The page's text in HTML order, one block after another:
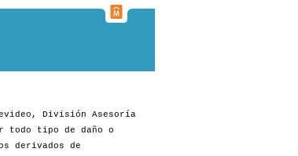
División Asesoría
todo tipo de daño o
derivados de